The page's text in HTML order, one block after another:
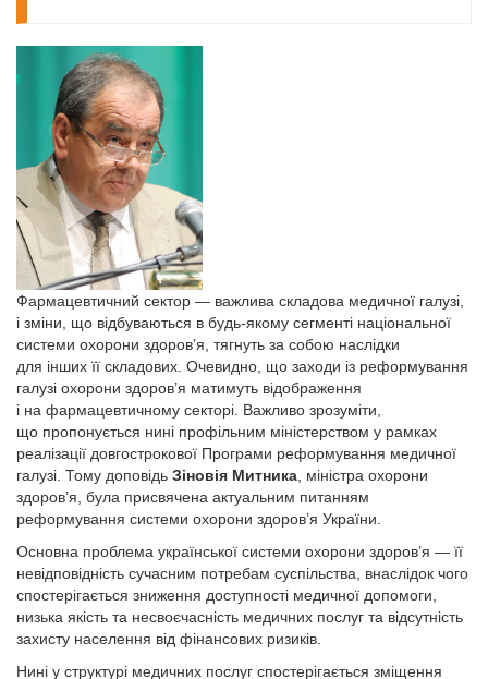
Фармацевтичний сектор — важлива складова медичної галузі,
і зміни, що відбуваються в будь-якому сегменті національної
системи охорони здоров’я, тягнуть за собою наслідки
для інших її складових. Очевидно, що заходи із реформування
галузі охорони здоров’я матимуть відображення
і на фармацевтичному секторі. Важливо зрозуміти,
що пропонується нині профільним міністерством у рамках
реалізації довгострокової Програми реформування медичної
галузі. Тому доповідь Зіновія Митника , міністра охорони
здоров’я, була присвячена актуальним питанням
реформування системи охорони здоров’я України.
Основна проблема української системи охорони здоров’я — її
невідповідність сучасним потребам суспільства, внаслідок чого
спостерігається зниження доступності медичної допомоги,
низька якість та несвоєчасність медичних послуг та відсутність
захисту населення від фінансових ризиків.
Нині у структурі медичних послуг спостерігається зміщення